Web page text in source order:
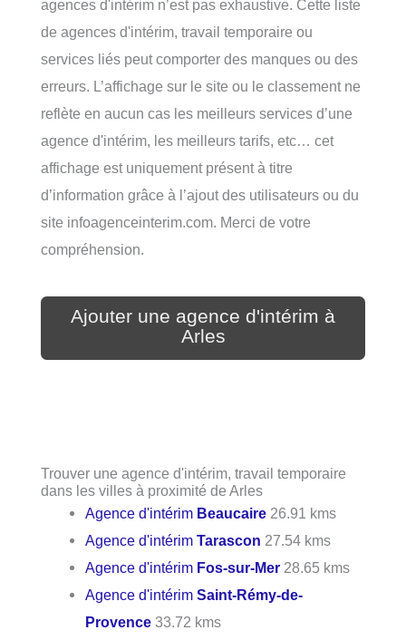
agences d'intérim n’est pas exhaustive. Cette liste
de agences d'intérim, travail temporaire ou
services liés peut comporter des manques ou des
erreurs. L’affichage sur le site ou le classement ne
reflète en aucun cas les meilleurs services d’une
agence d'intérim, les meilleurs tarifs, etc… cet
affichage est uniquement présent à titre
d’information grâce à l’ajout des utilisateurs ou du
site infoagenceinterim.com. Merci de votre
compréhension.
Ajouter une agence d'intérim à
Arles
Trouver une agence d'intérim, travail temporaire
dans les villes à proximité de Arles
Agence d'intérim Beaucaire 26.91 kms
Agence d'intérimTarascon 27.54 kms
Agence d'intérim Fos-sur-Mer 28.65 kms
Agence d'intérimSaint-Rémy-de-
Provence 33.72 kms